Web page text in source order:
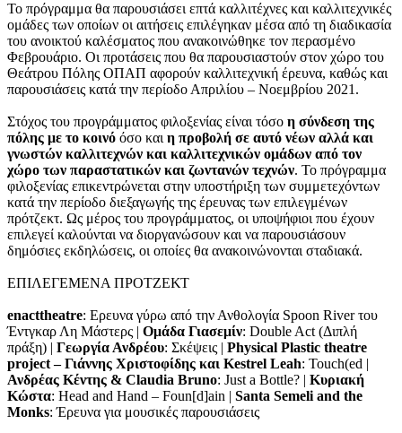
Το πρόγραμμα θα παρουσιάσει επτά καλλιτέχνες και καλλιτεχνικές
ομάδες των οποίων οι αιτήσεις επιλέγηκαν μέσα από τη διαδικασία
του ανοικτού καλέσματος που ανακοινώθηκε τον περασμένο
Φεβρουάριο. Οι προτάσεις που θα παρουσιαστούν στον χώρο του
Θεάτρου Πόλης ΟΠΑΠ αφορούν καλλιτεχνική έρευνα, καθώς και
παρουσιάσεις κατά την περίοδο Απριλίου – Νοεμβρίου 2021.
Στόχος του προγράμματος φιλοξενίας είναι τόσο η σύνδεση της
πόλης με το κοινό όσο και η προβολή σε αυτό νέων αλλά και
γνωστών καλλιτεχνών και καλλιτεχνικών ομάδων από τον
χώρο των παραστατικών και ζωντανών τεχνών. Το πρόγραμμα
φιλοξενίας επικεντρώνεται στην υποστήριξη των συμμετεχόντων
κατά την περίοδο διεξαγωγής της έρευνας των επιλεγμένων
πρότζεκτ. Ως μέρος του προγράμματος, οι υποψήφιοι που έχουν
επιλεγεί καλούνται να διοργανώσουν και να παρουσιάσουν
δημόσιες εκδηλώσεις, οι οποίες θα ανακοινώνονται σταδιακά.
ΕΠΙΛΕΓΕΜΕΝΑ ΠΡΟΤΖΕΚΤ
enacttheatre: Ερευνα γύρω από την Ανθολογία Spoon River του
Έντγκαρ Λη Μάστερς | Ομάδα Γιασεμίν: Double Act (Διπλή
πράξη) | Γεωργία Ανδρέου: Σκέψεις | Physical Plastic theatre
project – Γιάννης Χριστοφίδης και Kestrel Leah: Touch(ed |
Ανδρέας Κέντης & Claudia Bruno: Just a Bottle? | Κυριακή
Κώστα: Head and Hand – Foun[d]ain | Santa Semeli and the
Monks: Έρευνα για μουσικές παρουσιάσεις